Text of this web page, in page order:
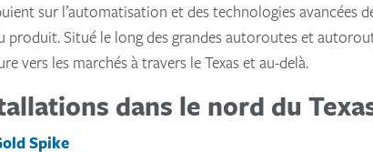
sur l’automatisation et des technologies
produit. Situé le long des grandes autoroutes et
vers les marchés à travers le Texas et au-delà.
dans le nord du
Spike